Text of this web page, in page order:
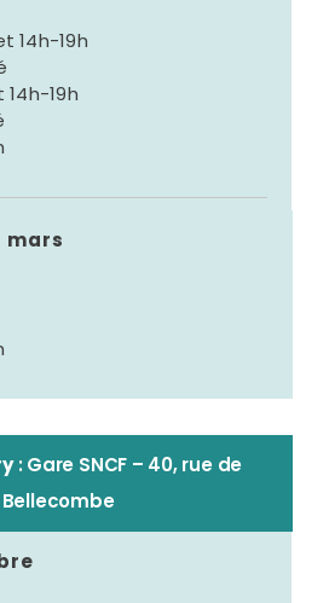
14h-19h
14h-19h
mars
: Gare SNCF – 40, rue de
Bellecombe